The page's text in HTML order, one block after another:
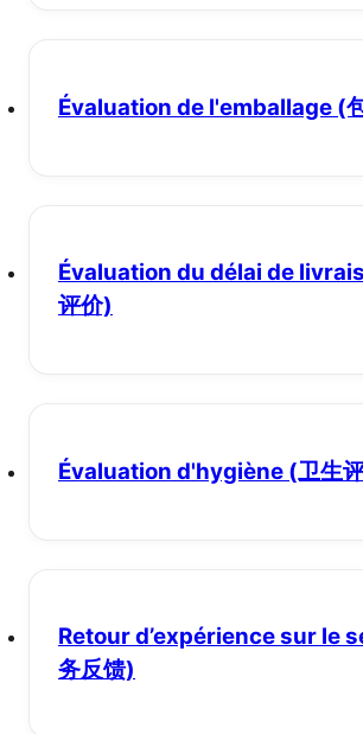
Évaluation de l'emballage (
Évaluation du délai de
评价)
Évaluation d'hygiène (卫生
Retour d’expérience sur le
务反馈)